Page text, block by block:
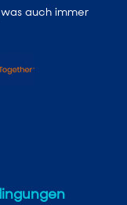
auch immer